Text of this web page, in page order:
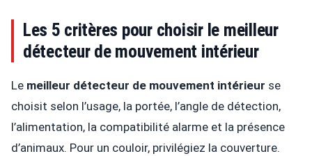
Les 5 critères pour choisir le meilleur
détecteur de mouvement intérieur
Le meilleur détecteur de mouvement intérieur se
choisit selon l’usage, la portée, l’angle de détection,
l’alimentation, la compatibilité alarme et la présence
d’animaux. Pour un couloir, privilégiez la couverture.